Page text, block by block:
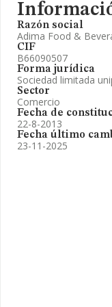
Razón social
Adima Food &
CIF
B66090507
Forma jurídica
Sociedad limitada
Sector
Comercio
Fecha de
22-8-2013
Fecha último
23-11-2025